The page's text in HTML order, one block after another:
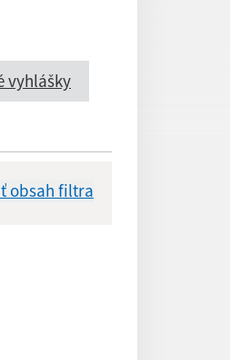
vyhlášky
obsah filtra